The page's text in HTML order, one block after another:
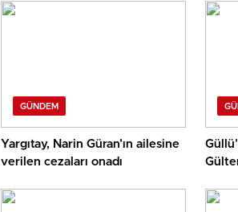
GÜNDEM
Yargıtay, Narin Güran’ın ailesine
verilen cezaları onadı